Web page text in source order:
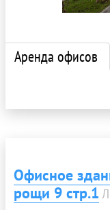
Аренда офисов
Офисное
рощи 9 стр.1